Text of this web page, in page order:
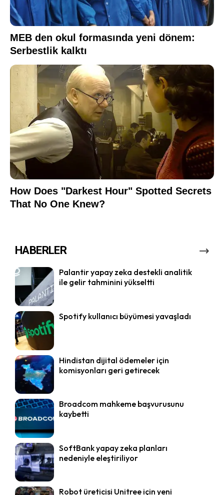
HABERLER
Palantir yapay zeka destekli analitik
ile gelir tahminini yükseltti
Spotify kullanıcı büyümesi yavaşladı
Hindistan dijital ödemeler için
komisyonları geri getirecek
Broadcom mahkeme başvurusunu
kaybetti
SoftBank yapay zeka planları
nedeniyle eleştiriliyor
Robot üreticisi Unitree için yeni